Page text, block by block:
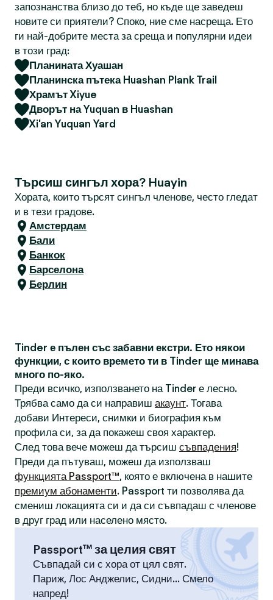
запознанства близо до теб, но къде ще заведеш
новите си приятели? Споко, ние сме насреща. Ето
ги най-добрите места за среща и популярни идеи
в този град:
Планината Хуашан
Планинска пътека Huashan Plank Trail
Храмът Xiyue
Дворът на Yuquan в Huashan
Xi'an Yuquan Yard
Търсиш сингъл хора? Huayin
Хората, които търсят сингъл членове, често гледат
и в тези градове.
Амстердам
Бали
Банкок
Барселона
Берлин
Tinder е пълен със забавни екстри. Ето някои
функции, с които времето ти в Tinder ще минава
много по-яко.
Преди всичко, използването на Tinder е лесно.
Трябва само да си направиш акаунт. Тогава
добави Интереси, снимки и биография към
профила си, за да покажеш своя характер.
След това вече можеш да търсиш съвпадения!
Преди да пътуваш, можеш да използваш
функцията Passport™, която е включена в нашите
премиум абонаменти. Passport ти позволява да
смениш локацията си и да си съвпадаш с членове
в друг град или населено място.
Passport™ за целия свят
Съвпадай си с хора от цял свят.
Париж, Лос Анджелис, Сидни... Смело
напред!